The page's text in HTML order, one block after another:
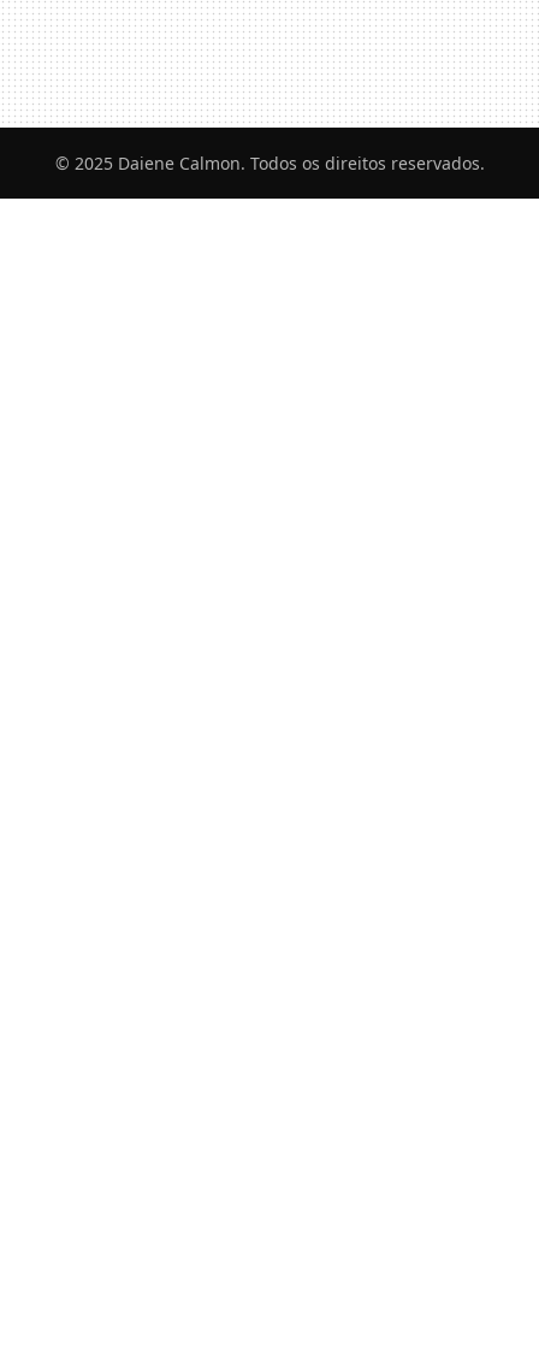
© 2025 Daiene Calmon. Todos os direitos reservados.